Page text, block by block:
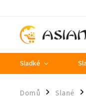
Sladké
Domů / Slané /